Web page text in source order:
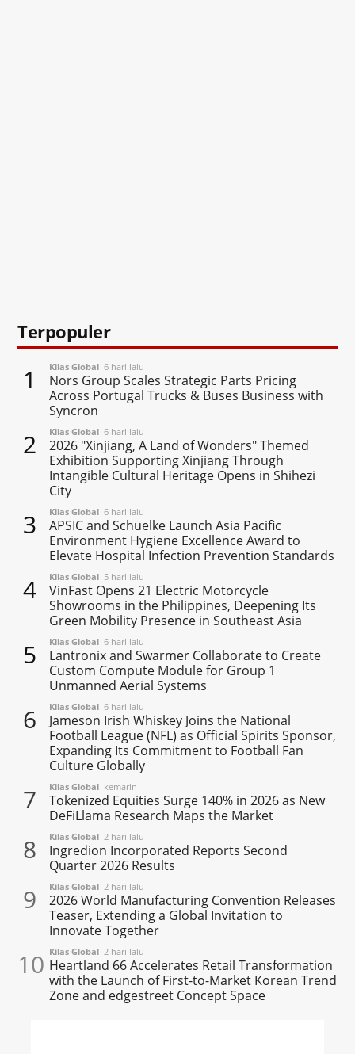
Terpopuler
1 Kilas Global 6 hari lalu
Nors Group Scales Strategic Parts Pricing
Across Portugal Trucks & Buses Business with
Syncron
2 Kilas Global 6 hari lalu
2026 "Xinjiang, A Land of Wonders" Themed
Exhibition Supporting Xinjiang Through
Intangible Cultural Heritage Opens in Shihezi
City
3 Kilas Global 6 hari lalu
APSIC and Schuelke Launch Asia Pacific
Environment Hygiene Excellence Award to
Elevate Hospital Infection Prevention Standards
4 Kilas Global 5 hari lalu
VinFast Opens 21 Electric Motorcycle
Showrooms in the Philippines, Deepening Its
Green Mobility Presence in Southeast Asia
5 Kilas Global 6 hari lalu
Lantronix and Swarmer Collaborate to Create
Custom Compute Module for Group 1
Unmanned Aerial Systems
6 Kilas Global 6 hari lalu
Jameson Irish Whiskey Joins the National
Football League (NFL) as Official Spirits Sponsor,
Expanding Its Commitment to Football Fan
Culture Globally
7 Kilas Global kemarin
Tokenized Equities Surge 140% in 2026 as New
DeFiLlama Research Maps the Market
8 Kilas Global 2 hari lalu
Ingredion Incorporated Reports Second
Quarter 2026 Results
9 Kilas Global 2 hari lalu
2026 World Manufacturing Convention Releases
Teaser, Extending a Global Invitation to
Innovate Together
10 Kilas Global 2 hari lalu
Heartland 66 Accelerates Retail Transformation
with the Launch of First-to-Market Korean Trend
Zone and edgestreet Concept Space